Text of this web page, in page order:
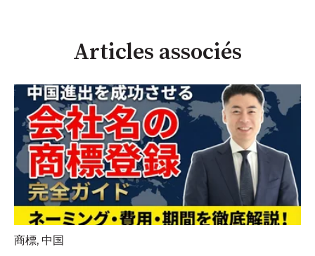
Articles associés
商標, 中国